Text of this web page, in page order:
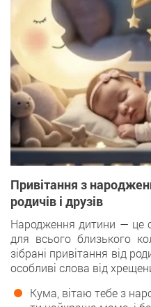
Привітання з
родичів і друзів
Народження дитини — це
для всього близького
зібрані привітання від
особливі слова від
Кума, вітаю тебе з